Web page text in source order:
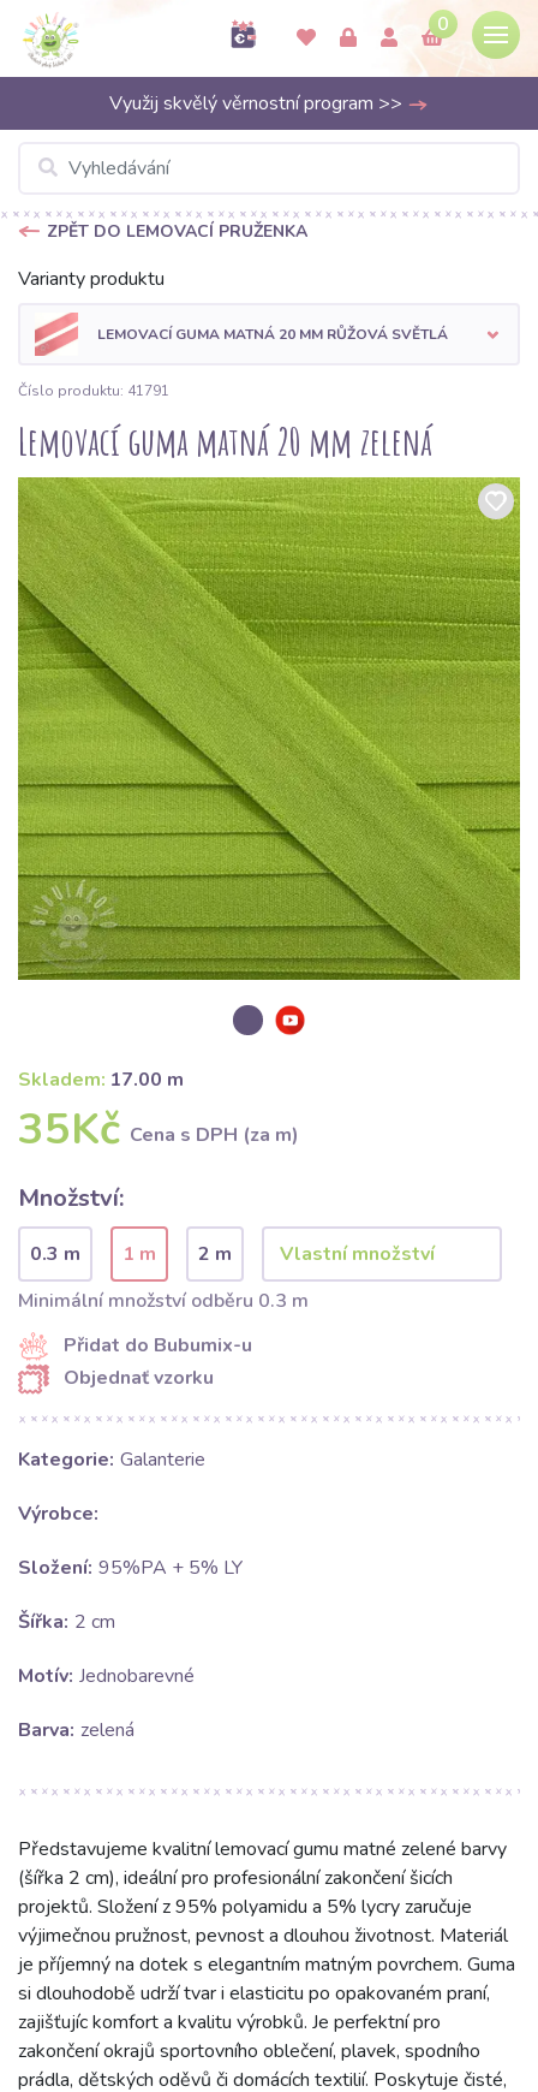
0
Využij skvělý věrnostní program >>
ZPĚT DO LEMOVACÍ PRUŽENKA
Varianty produktu
LEMOVACÍ GUMA MATNÁ 20 MM RŮŽOVÁ SVĚTLÁ
Číslo produktu: 41791
Lemovací guma matná 20 mm zelená
Skladem: 17.00 m
35Kč Cena s DPH (za m)
Množství:
0.3 m 1 m
2 m
Minimální množství odběru 0.3 m
Přidat do Bubumix-u
Objednať vzorku
Kategorie: Galanterie
Výrobce:
Složení: 95%PA + 5% LY
Šířka: 2 cm
Motív: Jednobarevné
Barva: zelená
Představujeme kvalitní lemovací gumu matné zelené barvy
(šířka 2 cm), ideální pro profesionální zakončení šicích
projektů. Složení z 95% polyamidu a 5% lycry zaručuje
výjimečnou pružnost, pevnost a dlouhou životnost. Materiál
je příjemný na dotek s elegantním matným povrchem. Guma
si dlouhodobě udrží tvar i elasticitu po opakovaném praní,
zajišťujíc komfort a kvalitu výrobků. Je perfektní pro
zakončení okrajů sportovního oblečení, plavek, spodního
prádla, dětských oděvů či domácích textilií. Poskytuje čisté,